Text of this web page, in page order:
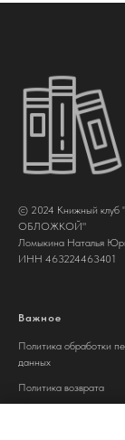
© 2024 Книжный
ОБЛОЖКОЙ"
Ломыкина Наталья
ИНН 463224463401
Важное
Политика обработки
данных
Политика возврата